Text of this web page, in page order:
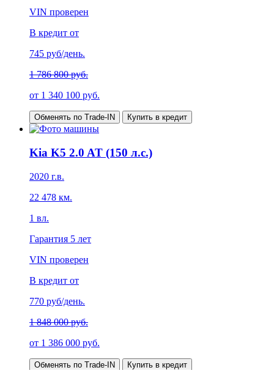
VIN проверен
В кредит от
745 руб/день.
1 786 800 руб.
от 1 340 100 руб.
Обменять по Trade-IN Купить в кредит
Kia K5 2.0 AT (150 л.с.)
2020 г.в.
22 478 км.
1 вл.
Гарантия 5 лет
VIN проверен
В кредит от
770 руб/день.
1 848 000 руб.
от 1 386 000 руб.
Обменять по Trade-IN Купить в кредит